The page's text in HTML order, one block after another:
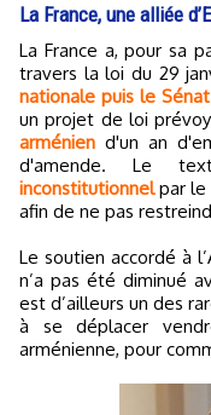
La France, une alliée
La France a, pour sa part, fait le pas de la reconnaissance à
travers la loi du 29
nationale puis le Sénat
un projet de loi
arménien d'un an
d'amende. Le
inconstitutionnelpar le
afin de ne pas
Le soutien accordé à
n’a pas été diminué
est d’ailleurs un des
à se déplacer
arménienne, pour